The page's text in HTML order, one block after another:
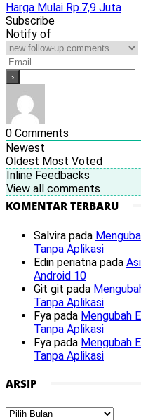
Harga Mulai Rp.7,9 Juta
Subscribe
Notify of
0 Comments
Newest
Oldest Most Voted
Inline Feedbacks
View all comments
KOMENTAR TERBARU
Salvira pada
Tanpa Aplikasi
Edin periatna pada
Android 10
Git git pada
Tanpa Aplikasi
Fya pada Mengubah
Tanpa Aplikasi
Fya pada Mengubah
Tanpa Aplikasi
ARSIP
Arsip